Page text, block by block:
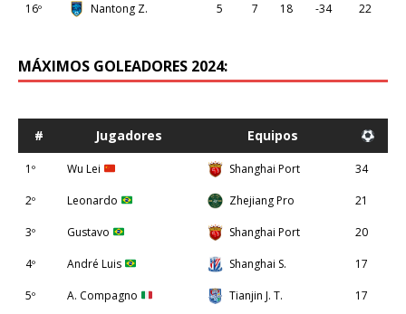
16º Nantong Z. 5 7 18 -34 22
MÁXIMOS GOLEADORES 2024:
# Jugadores Equipos
1º Wu Lei Shanghai Port 34
2º Leonardo Zhejiang Pro 21
3º Gustavo Shanghai Port 20
4º André Luis Shanghai S. 17
5º A. Compagno Tianjin J. T. 17